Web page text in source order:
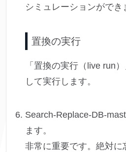
シミュレーションができ
置換の実行
「置換の実行（live run
して実行します。
Search-Replace-DB-
ます。
非常に重要です。絶対に